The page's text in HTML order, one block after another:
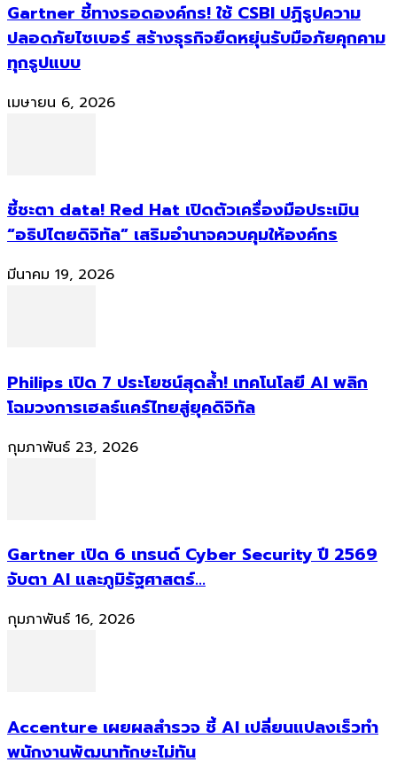
Gartner ชี้ทางรอดองค์กร! ใช้ CSBI ปฏิรูปความ
ปลอดภัยไซเบอร์ สร้างธุรกิจยืดหยุ่นรับมือภัยคุกคาม
ทุกรูปแบบ
เมษายน 6, 2026
ชี้ชะตา data! Red Hat เปิดตัวเครื่องมือประเมิน
“อธิปไตยดิจิทัล” เสริมอำนาจควบคุมให้องค์กร
มีนาคม 19, 2026
Philips เปิด 7 ประโยชน์สุดล้ำ! เทคโนโลยี AI พลิก
โฉมวงการเฮลธ์แคร์ไทยสู่ยุคดิจิทัล
กุมภาพันธ์ 23, 2026
Gartner เปิด 6 เทรนด์ Cyber Security ปี 2569
จับตา AI และภูมิรัฐศาสตร์...
กุมภาพันธ์ 16, 2026
Accenture เผยผลสำรวจ ชี้ AI เปลี่ยนแปลงเร็วทำ
พนักงานพัฒนาทักษะไม่ทัน